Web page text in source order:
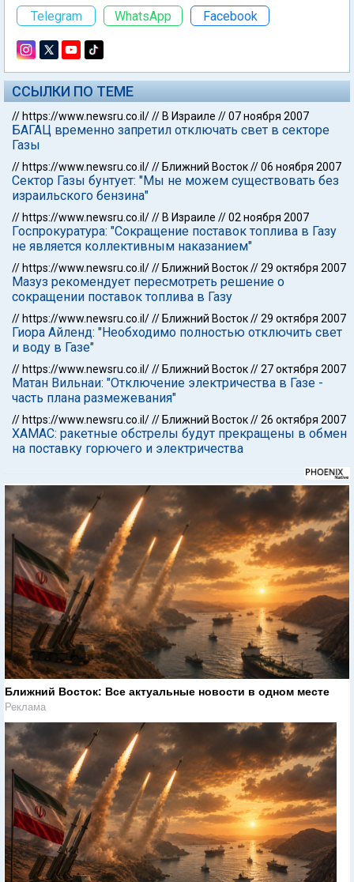
Telegram WhatsApp Facebook
ССЫЛКИ ПО ТЕМЕ
// https://www.newsru.co.il/// В Израиле //07 ноября 2007
БАГАЦ временно запретил отключать свет в секторе
Газы
// https://www.newsru.co.il/// Ближний Восток//06 ноября 2007
Сектор Газы бунтует: "Мы не можем существовать без
израильского бензина"
// https://www.newsru.co.il/// В Израиле //02 ноября 2007
Госпрокуратура: "Сокращение поставок топлива в Газу
не является коллективным наказанием"
// https://www.newsru.co.il/// Ближний Восток//29 октября 2007
Мазуз рекомендует пересмотреть решение о
сокращении поставок топлива в Газу
// https://www.newsru.co.il/// Ближний Восток//29 октября 2007
Гиора Айленд: "Необходимо полностью отключить свет
и воду в Газе"
// https://www.newsru.co.il/// Ближний Восток//27 октября 2007
Матан Вильнаи: "Отключение электричества в Газе -
часть плана размежевания"
// https://www.newsru.co.il/// Ближний Восток//26 октября 2007
ХАМАС: ракетные обстрелы будут прекращены в обмен
на поставку горючего и электричества
Ближний Восток: Все актуальные новости в одном месте
Реклама